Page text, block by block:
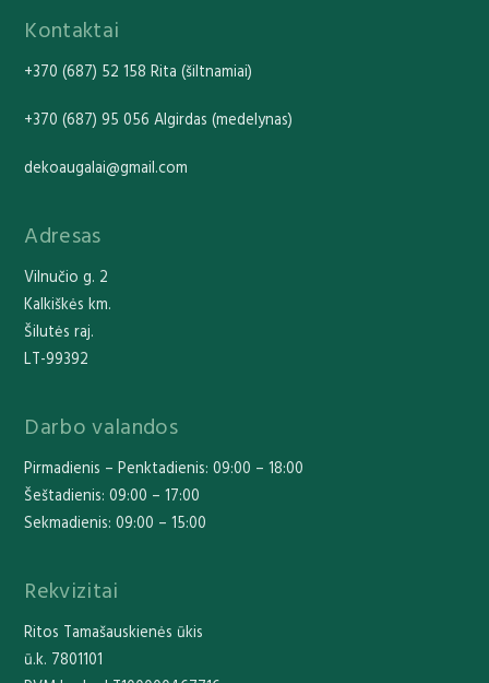
Kontaktai
+370 (687) 52 158 Rita (šiltnamiai)
+370 (687) 95 056 Algirdas (medelynas)
dekoaugalai@gmail.com
Adresas
Vilnučio g. 2
Kalkiškės km.
Šilutės raj.
LT-99392
Darbo valandos
Pirmadienis – Penktadienis: 09:00 – 18:00
Šeštadienis: 09:00 – 17:00
Sekmadienis: 09:00 – 15:00
Rekvizitai
Ritos Tamašauskienės ūkis
ū.k. 7801101